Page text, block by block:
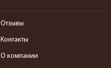
Отзывы
Контакты
О компании